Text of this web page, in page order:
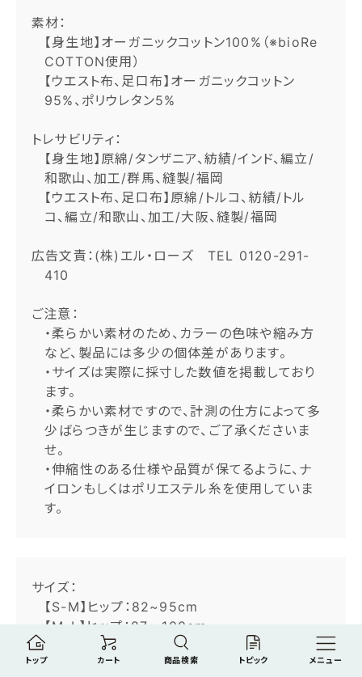
トップ カート 商品検索 トピック メニュー
素材：
【身生地】オーガニックコットン100%（※bioRe
COTTON使用）
【ウエスト布、足口布】オーガニックコットン
95%、ポリウレタン5%
トレサビリティ：
【身生地】原綿/タンザニア、紡績/インド、編立/
和歌山、加工/群馬、縫製/福岡
【ウエスト布、足口布】原綿/トルコ、紡績/トル
コ、編立/和歌山、加工/大阪、縫製/福岡
広告文責：(株)エル・ローズ TEL 0120-291-
410
ご注意：
・柔らかい素材のため、カラーの色味や縮み方
など、製品には多少の個体差があります。
・サイズは実際に採寸した数値を掲載しており
ます。
・柔らかい素材ですので、計測の仕方によって多
少ばらつきが生じますので、ご了承くださいま
せ。
・伸縮性のある仕様や品質が保てるように、ナ
イロンもしくはポリエステル糸を使用していま
す。
サイズ：
【S-M】ヒップ：82~95cm
【M-L】ヒップ：87～100cm